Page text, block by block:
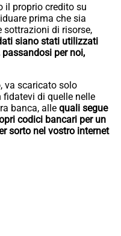
il proprio credito su
prima che sia
sottrazioni di risorse,
siano stati utilizzati
per noi,
va scaricato solo
fidatevi di quelle nelle
banca, alle quali segue
codici bancari per un
sorto nel vostro internet